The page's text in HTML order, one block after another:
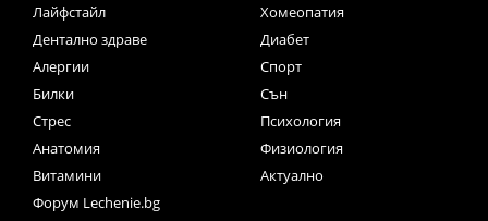
Лайфстайл
Хомеопатия
Дентално здраве
Диабет
Алергии
Спорт
Билки
Сън
Стрес
Психология
Анатомия
Физиология
Витамини
Актуално
Форум Lechenie.bg